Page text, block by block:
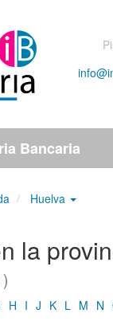
Bancaria
Huelva
la
H I J K L M N